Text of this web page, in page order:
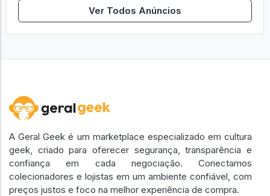
Ver Todos Anúncios
A Geral Geek é um marketplace especializado em cultura
geek, criado para oferecer segurança, transparência e
confiança em cada negociação. Conectamos
colecionadores e lojistas em um ambiente confiável, com
preços justos e foco na melhor experiência de compra.